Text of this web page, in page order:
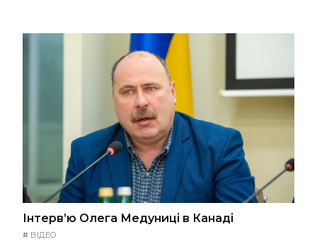
Інтерв’ю Олега Медуниці в Канаді
# ВІДЕО